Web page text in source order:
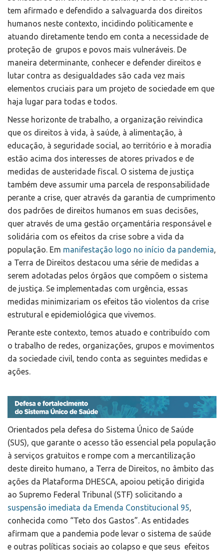
tem afirmado e defendido a salvaguarda dos direitos
humanos neste contexto, incidindo politicamente e
atuando diretamente tendo em conta a necessidade de
proteção de grupos e povos mais vulneráveis. De
maneira determinante, conhecer e defender direitos e
lutar contra as desigualdades são cada vez mais
elementos cruciais para um projeto de sociedade em que
haja lugar para todas e todos.
Nesse horizonte de trabalho, a organização reivindica
que os direitos à vida, à saúde, à alimentação, à
educação, à seguridade social, ao território e à moradia
estão acima dos interesses de atores privados e de
medidas de austeridade fiscal. O sistema de justiça
também deve assumir uma parcela de responsabilidade
perante a crise, quer através da garantia de cumprimento
dos padrões de direitos humanos em suas decisões,
quer através de uma gestão orçamentária responsável e
solidária com os efeitos da crise sobre a vida da
população. Em manifestação logo no início da pandemia,
a Terra de Direitos destacou uma série de medidas a
serem adotadas pelos órgãos que compõem o sistema
de justiça. Se implementadas com urgência, essas
medidas minimizariam os efeitos tão violentos da crise
estrutural e epidemiológica que vivemos.
Perante este contexto, temos atuado e contribuído com
o trabalho de redes, organizações, grupos e movimentos
da sociedade civil, tendo conta as seguintes medidas e
ações.
Orientados pela defesa do Sistema Único de Saúde
(SUS), que garante o acesso tão essencial pela população
à serviços gratuitos e rompe com a mercantilização
deste direito humano, a Terra de Direitos, no âmbito das
ações da Plataforma DHESCA, apoiou petição dirigida
ao Supremo Federal Tribunal (STF) solicitando a
suspensão imediata da Emenda Constitucional 95
conhecida como “Teto dos Gastos”. As entidades
afirmam que a pandemia pode levar o sistema de saúde
e outras políticas sociais ao colapso e que seus efeitos